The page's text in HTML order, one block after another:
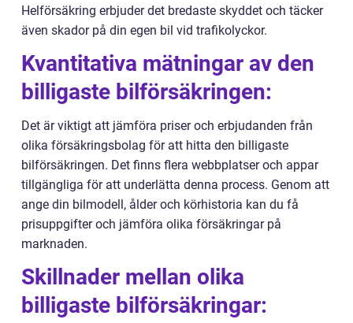
Helförsäkring erbjuder det bredaste skyddet och täcker
även skador på din egen bil vid trafikolyckor.
Kvantitativa mätningar av den
billigaste bilförsäkringen:
Det är viktigt att jämföra priser och erbjudanden från
olika försäkringsbolag för att hitta den billigaste
bilförsäkringen. Det finns flera webbplatser och appar
tillgängliga för att underlätta denna process. Genom att
ange din bilmodell, ålder och körhistoria kan du få
prisuppgifter och jämföra olika försäkringar på
marknaden.
Skillnader mellan olika
billigaste bilförsäkringar: